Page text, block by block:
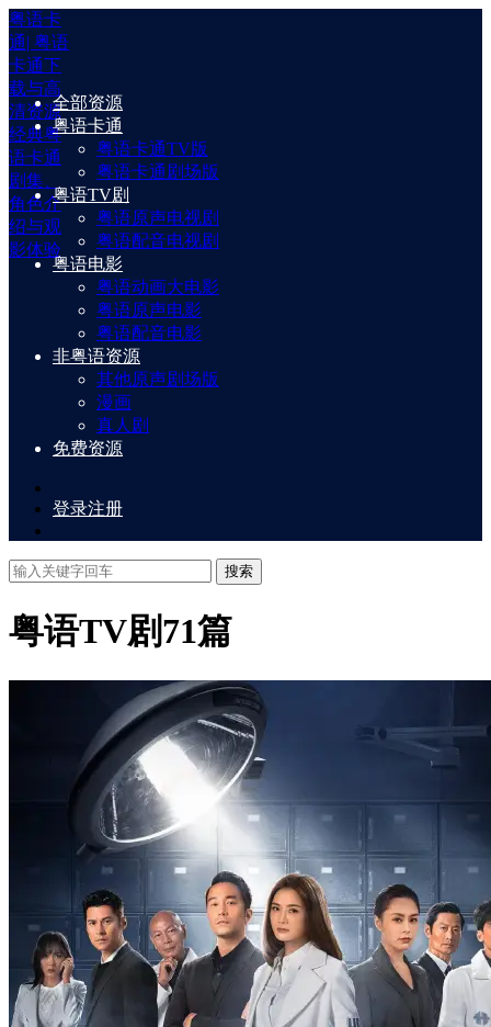
粤语卡
通| 粤语
卡通下
载与高
清资源
经典粤
语卡通
剧集、
角色介
绍与观
影体验
全部资源
粤语卡通
粤语卡通TV版
粤语卡通剧场版
粤语TV剧
粤语原声电视剧
粤语配音电视剧
粤语电影
粤语动画大电影
粤语原声电影
粤语配音电影
非粤语资源
其他原声剧场版
漫画
真人剧
免费资源
登录注册
搜索
粤语TV剧71篇